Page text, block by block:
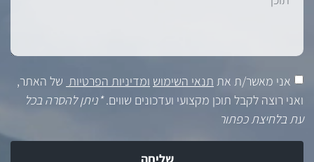
אני מאשר/ת את תנאי השימוש ומדיניות הפרטיות של האתר,
ואני רוצה לקבל תוכן מקצועי ועדכונים שווים.*ניתן להסרה בכל
עת בלחיצת כפתור
שליחה